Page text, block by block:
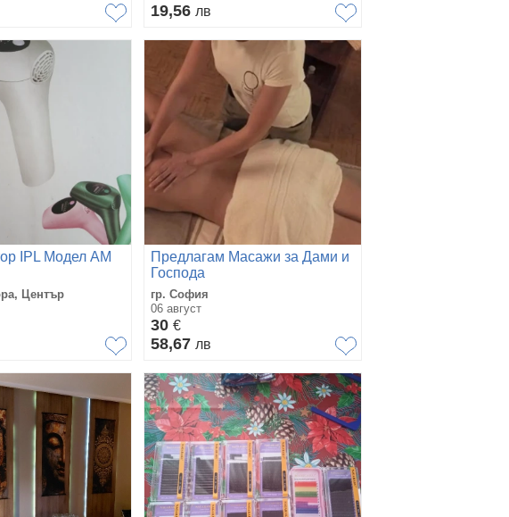
19,56 лв
IPL Модел АМ
Център
Предлагам Масажи за Дами и
Господа
гр. София
06 август
30 €
58,67 лв